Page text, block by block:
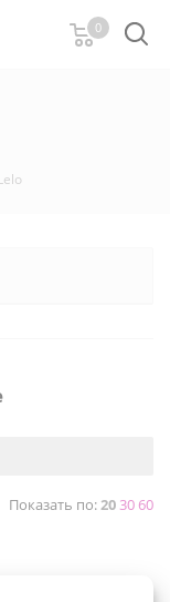
0
Показать по:203060